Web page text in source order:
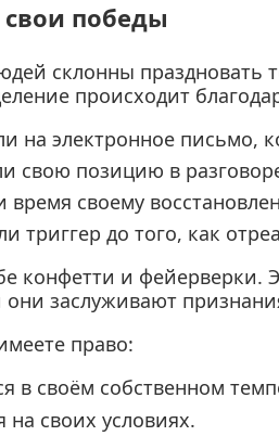
победы
склонны праздновать
происходит
на электронное письмо,
свою позицию в
время своему
триггер до того, как
конфетти и
они заслуживают
право:
в своём собственном
на своих условиях.